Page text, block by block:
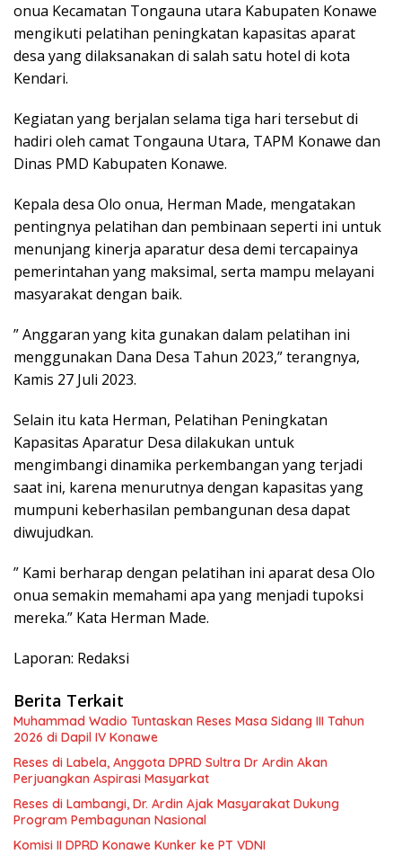
onua Kecamatan Tongauna utara Kabupaten Konawe
mengikuti pelatihan peningkatan kapasitas aparat
desa yang dilaksanakan di salah satu hotel di kota
Kendari.
Kegiatan yang berjalan selama tiga hari tersebut di
hadiri oleh camat Tongauna Utara, TAPM Konawe dan
Dinas PMD Kabupaten Konawe.
Kepala desa Olo onua, Herman Made, mengatakan
pentingnya pelatihan dan pembinaan seperti ini untuk
menunjang kinerja aparatur desa demi tercapainya
pemerintahan yang maksimal, serta mampu melayani
masyarakat dengan baik.
” Anggaran yang kita gunakan dalam pelatihan ini
menggunakan Dana Desa Tahun 2023,” terangnya,
Kamis 27 Juli 2023.
Selain itu kata Herman, Pelatihan Peningkatan
Kapasitas Aparatur Desa dilakukan untuk
mengimbangi dinamika perkembangan yang terjadi
saat ini, karena menurutnya dengan kapasitas yang
mumpuni keberhasilan pembangunan desa dapat
diwujudkan.
” Kami berharap dengan pelatihan ini aparat desa Olo
onua semakin memahami apa yang menjadi tupoksi
mereka.” Kata Herman Made.
Laporan: Redaksi
Berita Terkait
Muhammad Wadio Tuntaskan Reses Masa Sidang III Tahun
2026 di Dapil IV Konawe
Reses di Labela, Anggota DPRD Sultra Dr Ardin Akan
Perjuangkan Aspirasi Masyarkat
Reses di Lambangi, Dr. Ardin Ajak Masyarakat Dukung
Program Pembagunan Nasional
Komisi II DPRD Konawe Kunker ke PT VDNI